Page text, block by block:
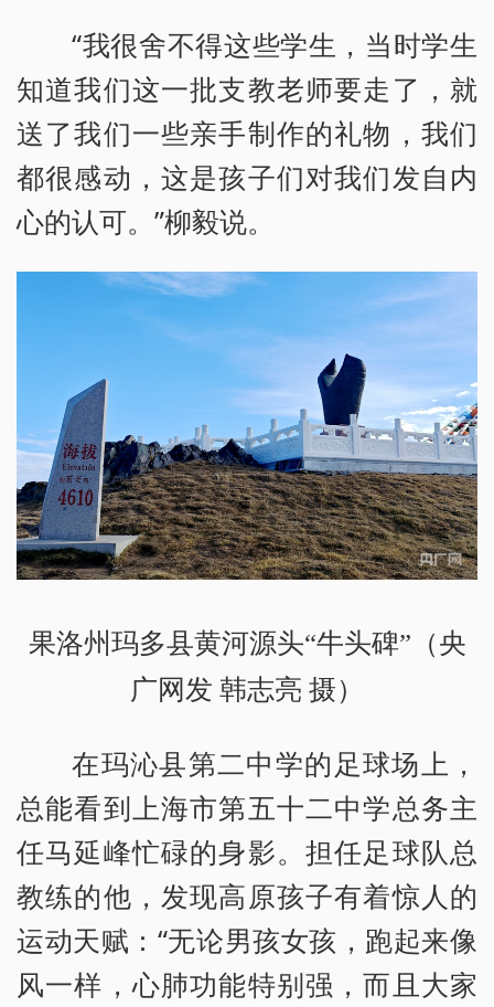
“我很舍不得这些学生，当时学生
知道我们这一批支教老师要走了，就
送了我们一些亲手制作的礼物，我们
都很感动，这是孩子们对我们发自内
心的认可。”柳毅说。
果洛州玛多县黄河源头“牛头碑”（央
广网发 韩志亮 摄）
在玛沁县第二中学的足球场上，
总能看到上海市第五十二中学总务主
任马延峰忙碌的身影。担任足球队总
教练的他，发现高原孩子有着惊人的
运动天赋：“无论男孩女孩，跑起来像
风一样，心肺功能特别强，而且大家